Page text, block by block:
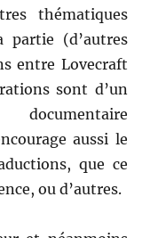
thématiques
(d’autres
entre Lovecraft
sont d’un
aussi le
que ce
ou d’autres.